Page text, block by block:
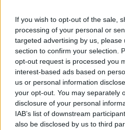
If you wish to opt-out of the sale,
processing of your personal or
targeted advertising by us, please
section to confirm your selection.
opt-out request is processed you
interest-based ads based on
us or personal information
your opt-out. You may separately
disclosure of your personal
IAB’s list of downstream
also be disclosed by us to third